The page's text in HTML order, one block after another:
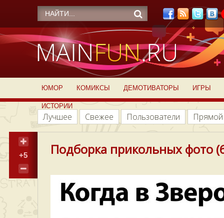
ЮМОР КОМИКСЫ ДЕМОТИВАТОРЫ ИГРЫ
ИСТОРИИ
Лучшее Свежее Пользователи
+5 Подборка прикольных фото